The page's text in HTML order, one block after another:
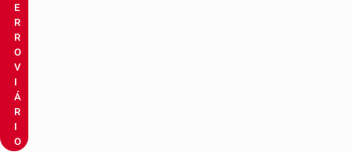
E
R
R
O
V
I
Á
R
I
O